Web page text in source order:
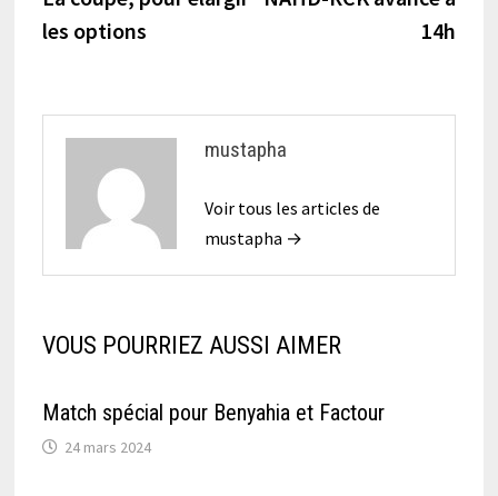
de
l’article
les options
14h
mustapha
Voir tous les articles de
mustapha →
VOUS POURRIEZ AUSSI AIMER
Match spécial pour Benyahia et Factour
24 mars 2024